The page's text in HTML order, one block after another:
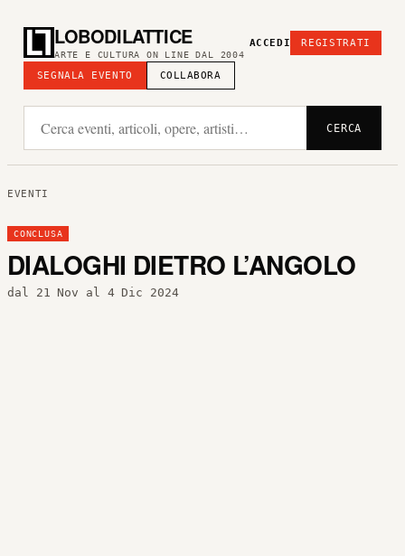
LOBODILATTICE
ARTE E CULTURA ON LINE DAL 2004
SEGNALA EVENTO COLLABORA
ACCEDI REGISTRATI
CERCA
EVENTI
CONCLUSA
DIALOGHI DIETRO L’ANGOLO
dal 21 Nov al 4 Dic 2024